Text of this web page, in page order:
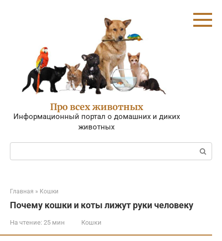
Про всех животных
Информационный портал о домашних и диких
животных
Поиск:
Главная » Кошки
Почему кошки и коты лижут руки человеку
На чтение: 25 мин Кошки